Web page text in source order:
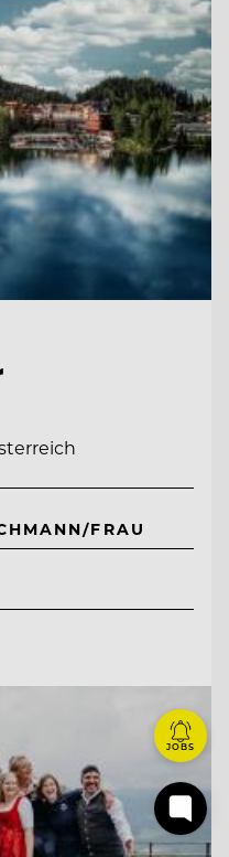
FRAU
JOBS